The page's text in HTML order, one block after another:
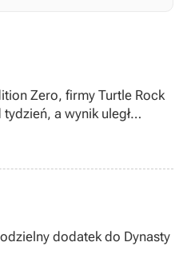
Zero, firmy Turtle Rock
a wynik uległ
dodatek do Dynasty